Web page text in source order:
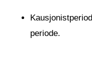
periode.